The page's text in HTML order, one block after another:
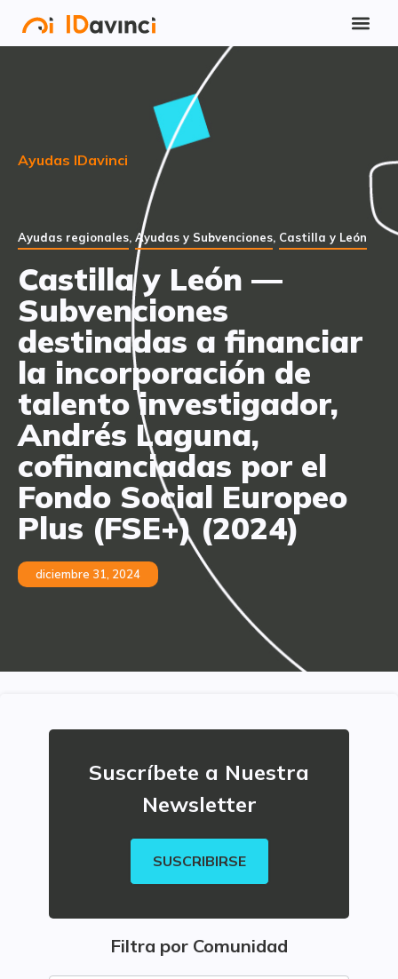
Ayudas IDavinci
Ayudas regionales, Ayudas y Subvenciones, Castilla y León
Castilla y León —
Subvenciones
destinadas a financiar
la incorporación de
talento investigador,
Andrés Laguna,
cofinanciadas por el
Fondo Social Europeo
Plus (FSE+) (2024)
diciembre 31, 2024
Suscríbete a Nuestra
Newsletter
SUSCRIBIRSE
Filtra por Comunidad